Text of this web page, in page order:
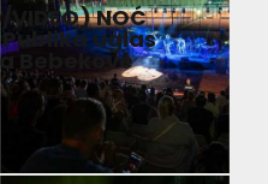
VIDEO) NOĆ
Publika uglas
Bebekove